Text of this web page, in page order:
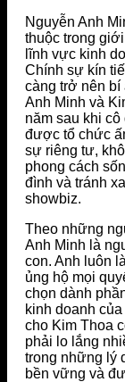
Nguyễn Anh
thuộc trong
lĩnh vực kinh
Chính sự kín
càng trở nên bí
Anh Minh và
năm sau khi
được tổ chức
sự riêng tư,
phong cách
đình và tránh
showbiz.
Theo những
Anh Minh là
con. Anh luôn
ủng hộ mọi
chọn dành
kinh doanh
cho Kim Thoa
phải lo lắng
trong những lý
bền vững và